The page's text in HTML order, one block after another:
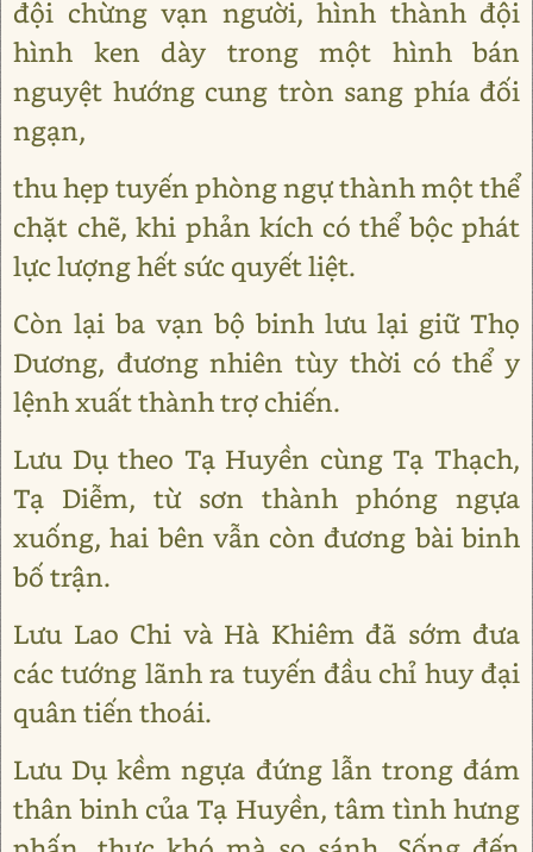
đội chừng vạn người, hình thành đội
hình ken dày trong một hình bán
nguyệt hướng cung tròn sang phía đối
ngạn,
thu hẹp tuyến phòng ngự thành một thể
chặt chẽ, khi phản kích có thể bộc phát
lực lượng hết sức quyết liệt.
Còn lại ba vạn bộ binh lưu lại giữ Thọ
Dương, đương nhiên tùy thời có thể y
lệnh xuất thành trợ chiến.
Lưu Dụ theo Tạ Huyền cùng Tạ Thạch,
Tạ Diễm, từ sơn thành phóng ngựa
xuống, hai bên vẫn còn đương bài binh
bố trận.
Lưu Lao Chi và Hà Khiêm đã sớm đưa
các tướng lãnh ra tuyến đầu chỉ huy đại
quân tiến thoái.
Lưu Dụ kềm ngựa đứng lẫn trong đám
thân binh của Tạ Huyền, tâm tình hưng